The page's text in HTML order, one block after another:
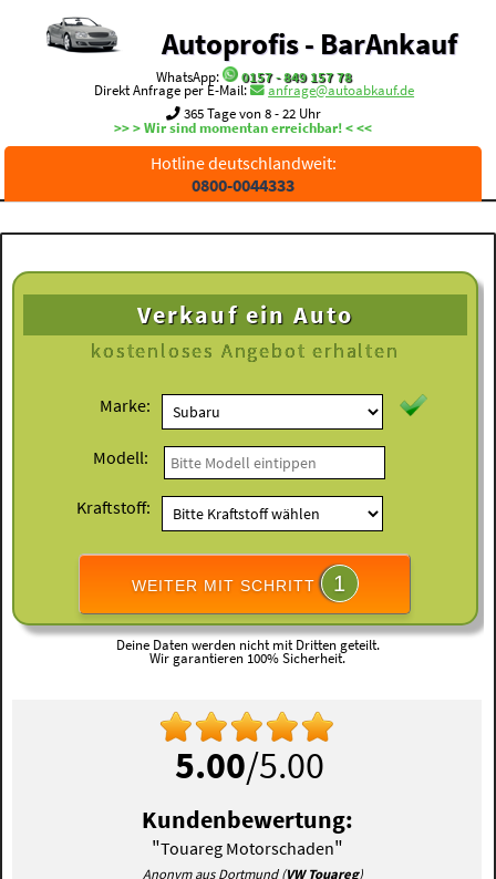
Autoprofis - BarAnkauf
WhatsApp:
0157 - 849 157 78
Direkt Anfrage per E-Mail:
anfrage@autoabkauf.de
365 Tage von 8 - 22 Uhr
>> > Wir sind momentan erreichbar! < <<
Hotline deutschlandweit:
0800-0044333
Verkauf ein Auto
kostenloses Angebot erhalten
Marke:
Modell:
Kraftstoff:
WEITER MIT SCHRITT 1
Deine Daten werden nicht mit Dritten geteilt.
Wir garantieren 100% Sicherheit.
5.00/5.00
Kundenbewertung:
"Touareg Motorschaden"
Anonym aus Dortmund (VW Touareg)